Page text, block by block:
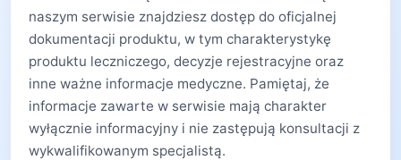
naszym serwisie znajdziesz dostęp do oficjalnej
dokumentacji produktu, w tym charakterystykę
produktu leczniczego, decyzje rejestracyjne oraz
inne ważne informacje medyczne. Pamiętaj, że
informacje zawarte w serwisie mają charakter
wyłącznie informacyjny i nie zastępują konsultacji z
wykwalifikowanym specjalistą.